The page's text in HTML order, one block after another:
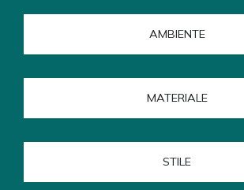
AMBIENTE
MATERIALE
STILE